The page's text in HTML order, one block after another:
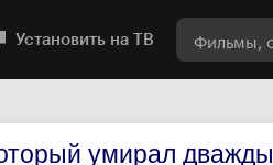
Установить на ТВ
умирал дважды